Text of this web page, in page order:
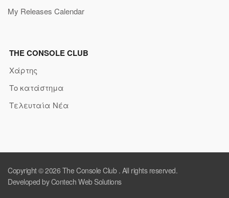
My Releases Calendar
THE CONSOLE CLUB
Χάρτης
Το κατάστημα
Τελευταία Νέα
Copyright © 2026 The Console Club. All rights reserved.
Developed by Contech Web Solutions